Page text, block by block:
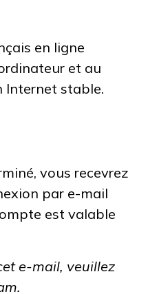
en ligne
et au
Internet stable.
vous recevrez
par e-mail
est valable
e-mail, veuillez